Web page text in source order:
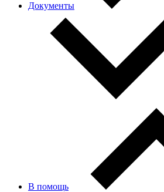
Документы
В помощь